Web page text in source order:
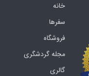
خانه
سفرها
فروشگاه
مجله گردشگری
گالری